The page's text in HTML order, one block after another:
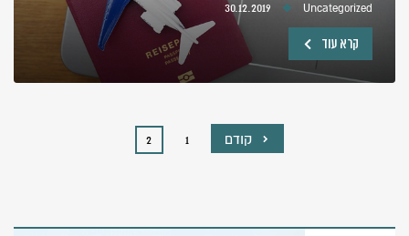
Uncategorized
30.12.2019
קרא עוד
קודם 1
2